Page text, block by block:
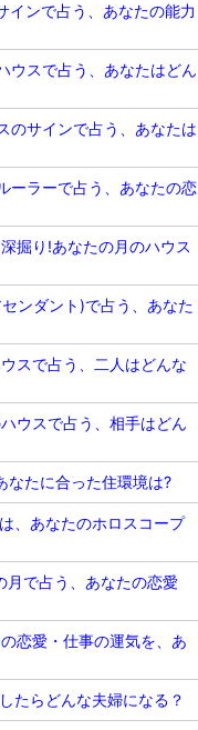
インで占う、あなたの能力
ウスで占う、あなたはどん
のサインで占う、あなたは
ーラーで占う、あなたの恋
掘り!あなたの月のハウス
センダント)で占う、あなた
スで占う、二人はどんな
ウスで占う、相手はどん
なたに合った住環境は?
、あなたのホロスコープ
月で占う、あなたの恋愛
恋愛・仕事の運気を、あ
たらどんな夫婦になる？